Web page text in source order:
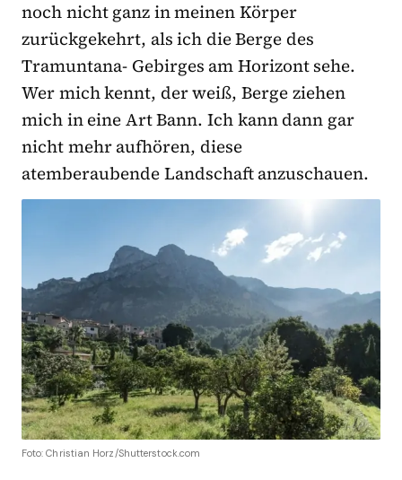
noch nicht ganz in meinen Körper
zurückgekehrt, als ich die Berge des
Tramuntana- Gebirges am Horizont sehe.
Wer mich kennt, der weiß, Berge ziehen
mich in eine Art Bann. Ich kann dann gar
nicht mehr aufhören, diese
atemberaubende Landschaft anzuschauen.
Foto: Christian Horz/Shutterstock.com